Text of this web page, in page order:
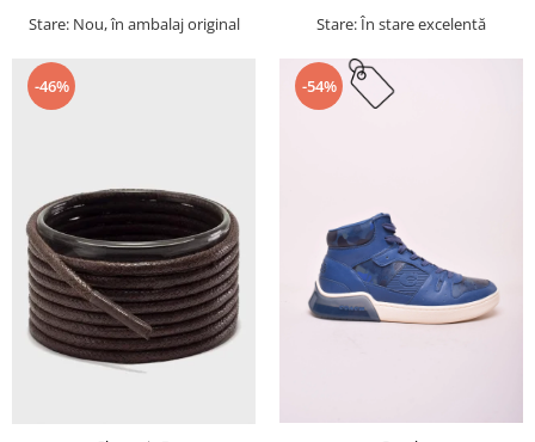
Stare: Nou, în ambalaj original Stare: În stare excelentă
-46% -54%